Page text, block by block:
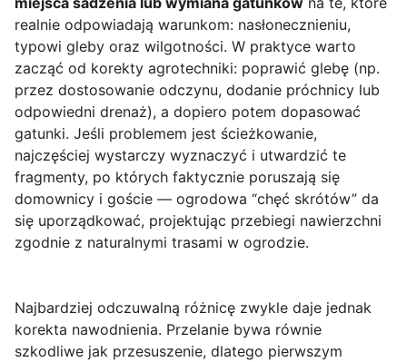
realnie odpowiadają warunkom: nasłonecznieniu,
typowi gleby oraz wilgotności. W praktyce warto
zacząć od korekty agrotechniki: poprawić glebę (np.
przez dostosowanie odczynu, dodanie próchnicy lub
odpowiedni drenaż), a dopiero potem dopasować
gatunki. Jeśli problemem jest ścieżkowanie,
najczęściej wystarczy wyznaczyć i utwardzić te
fragmenty, po których faktycznie poruszają się
domownicy i goście — ogrodowa “chęć skrótów” da
się uporządkować, projektując przebiegi nawierzchni
zgodnie z naturalnymi trasami w ogrodzie.
Najbardziej odczuwalną różnicę zwykle daje jednak
korekta nawodnienia. Przelanie bywa równie
szkodliwe jak przesuszenie, dlatego pierwszym